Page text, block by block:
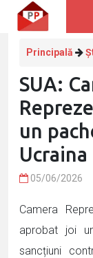
Principală
SUA:
un
Ucraina
05/06/2026
Camera
aprobat joi
sancțiuni